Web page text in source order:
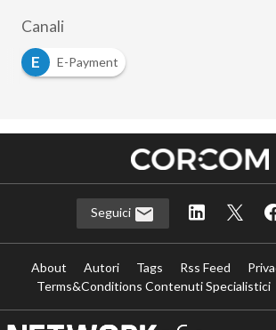
Canali
E
E-Payment
Seguici
About Autori Tags Rss Feed
Terms&Conditions Contenuti Specialistici